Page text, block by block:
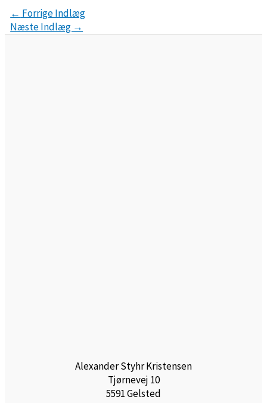
← Forrige Indlæg
Næste Indlæg →
Alexander Styhr Kristensen
Tjørnevej 10
5591 Gelsted